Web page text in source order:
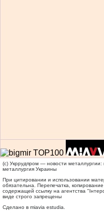
(c) Укррудпром — новости металлургии:
металлургия Украины
При цитировании и использовании
обязательна. Перепечатка,
содержащей ссылку на агентства
виде строго запрещены
Сделано в miavia estudia.